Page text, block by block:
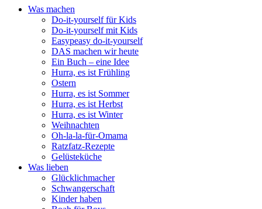
Was machen
Do-it-yourself für Kids
Do-it-yourself mit Kids
Easypeasy do-it-yourself
DAS machen wir heute
Ein Buch – eine Idee
Hurra, es ist Frühling
Ostern
Hurra, es ist Sommer
Hurra, es ist Herbst
Hurra, es ist Winter
Weihnachten
Oh-la-la-für-Omama
Ratzfatz-Rezepte
Gelüsteküche
Was lieben
Glücklichmacher
Schwangerschaft
Kinder haben